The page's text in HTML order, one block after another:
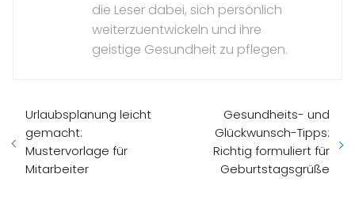
die Leser dabei, sich persönlich
weiterzuentwickeln und ihre
geistige Gesundheit zu pflegen.
Urlaubsplanung leicht
gemacht:
Mustervorlage für
Mitarbeiter
Gesundheits- und
Glückwunsch-Tipps:
Richtig formuliert für
Geburtstagsgrüße